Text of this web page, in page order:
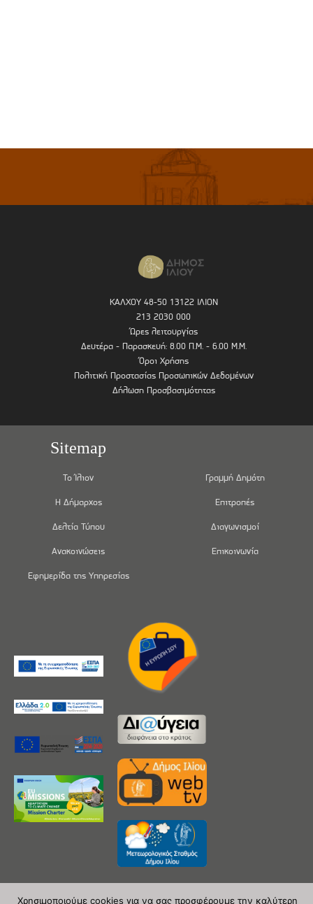
ΚΑΛΧΟΥ 48-50 13122 ΙΛΙΟΝ
213 2030 000
Ώρες λειτουργίας
Δευτέρα - Παρασκευή: 8.00 Π.Μ. - 6.00 Μ.Μ.
Όροι Χρήσης
Πολιτική Προστασίας Προσωπικών Δεδομένων
Δήλωση Προσβασιμότητας
Sitemap
Το Ίλιον
Η Δήμαρχος
Δελτία Τύπου
Ανακοινώσεις
Εφημερίδα της Υπηρεσίας
Γραμμή Δημότη
Επιτροπές
Διαγωνισμοί
Επικοινωνία
Χρησιμοποιούμε cookies για να σας προσφέρουμε την καλύτερη